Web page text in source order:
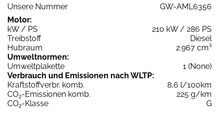
Unsere Nummer
GW-AML6356
Motor:
kW / PS
210 kW / 286 PS
Treibstoff
Diesel
Hubraum
2.967 cm³
Umweltnormen:
Umweltplakette
1 (None)
Verbrauch und Emissionen nach WLTP:
Kraftstoffverbr. komb.
8,6 l/100km
CO2-Emissionen komb.
225 g/km
CO2-Klasse
G